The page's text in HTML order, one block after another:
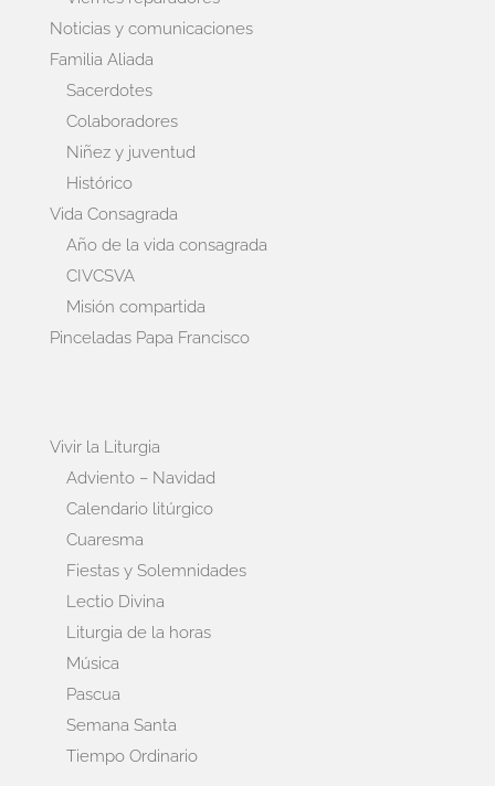
Noticias y comunicaciones
Familia Aliada
Sacerdotes
Colaboradores
Niñez y juventud
Histórico
Vida Consagrada
Año de la vida consagrada
CIVCSVA
Misión compartida
Pinceladas Papa Francisco
Vivir la Liturgia
Adviento – Navidad
Calendario litúrgico
Cuaresma
Fiestas y Solemnidades
Lectio Divina
Liturgia de la horas
Música
Pascua
Semana Santa
Tiempo Ordinario